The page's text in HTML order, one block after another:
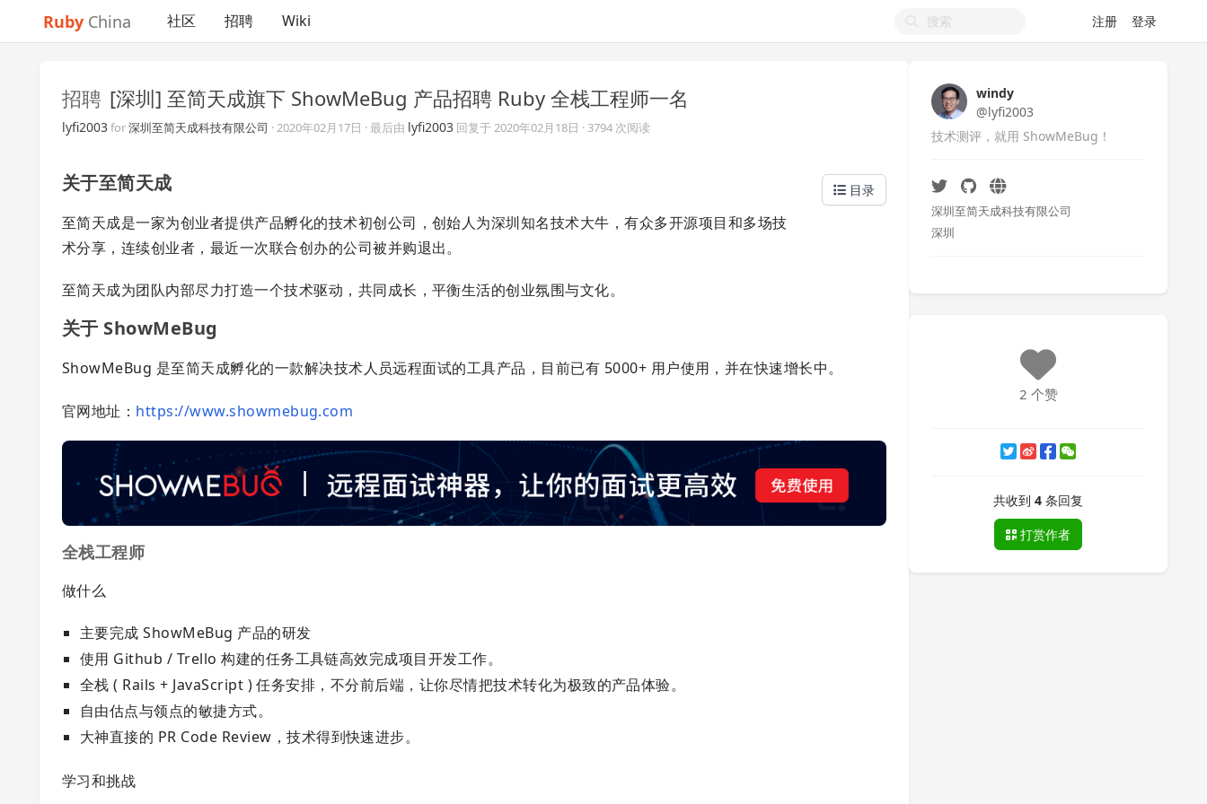
Ruby China 社区 招聘 Wiki 注册 登录
招聘 [深圳] 至简天成旗下 ShowMeBug 产品招聘 Ruby 全栈工程师一名
lyfi2003for深圳至简天成科技有限公司 ·2020年02月17日 · 最后由 lyfi2003 回复于2020年02月18日 · 3794 次阅读
目录
关于至简天成
至简天成是一家为创业者提供产品孵化的技术初创公司，创始人为深圳知名技术大牛，有众多开源项目和多场技
术分享，连续创业者，最近一次联合创办的公司被并购退出。
至简天成为团队内部尽力打造一个技术驱动，共同成长，平衡生活的创业氛围与文化。
关于 ShowMeBug
ShowMeBug 是至简天成孵化的一款解决技术人员远程面试的工具产品，目前已有 5000+ 用户使用，并在快速增长中。
官网地址： https://www.showmebug.com
全栈工程师
做什么
主要完成 ShowMeBug 产品的研发
使用 Github / Trello 构建的任务工具链高效完成项目开发工作。
全栈 ( Rails + JavaScript ) 任务安排，不分前后端，让你尽情把技术转化为极致的产品体验。
自由估点与领点的敏捷方式。
大神直接的 PR Code Review，技术得到快速进步。
学习和挑战
windy
@lyfi2003
技术测评，就用 ShowMeBug！
深圳至简天成科技有限公司
深圳
2 个赞
共收到 4 条回复
打赏作者